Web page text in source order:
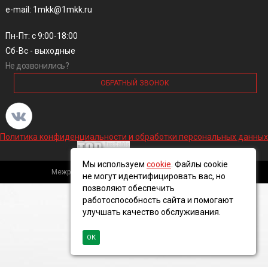
e-mail: 1mkk@1mkk.ru
Пн-Пт: с 9:00-18:00
Сб-Вс - выходные
Не дозвонились?
ОБРАТНЫЙ ЗВОНОК
Политика конфиденциальности и обработки персональных данных
Межрегиональная кабельная компания, 2016 ©
Мы используем cookie . Файлы cookie
не могут идентифицировать вас, но
позволяют обеспечить
работоспособность сайта и помогают
улучшать качество обслуживания.
ОК